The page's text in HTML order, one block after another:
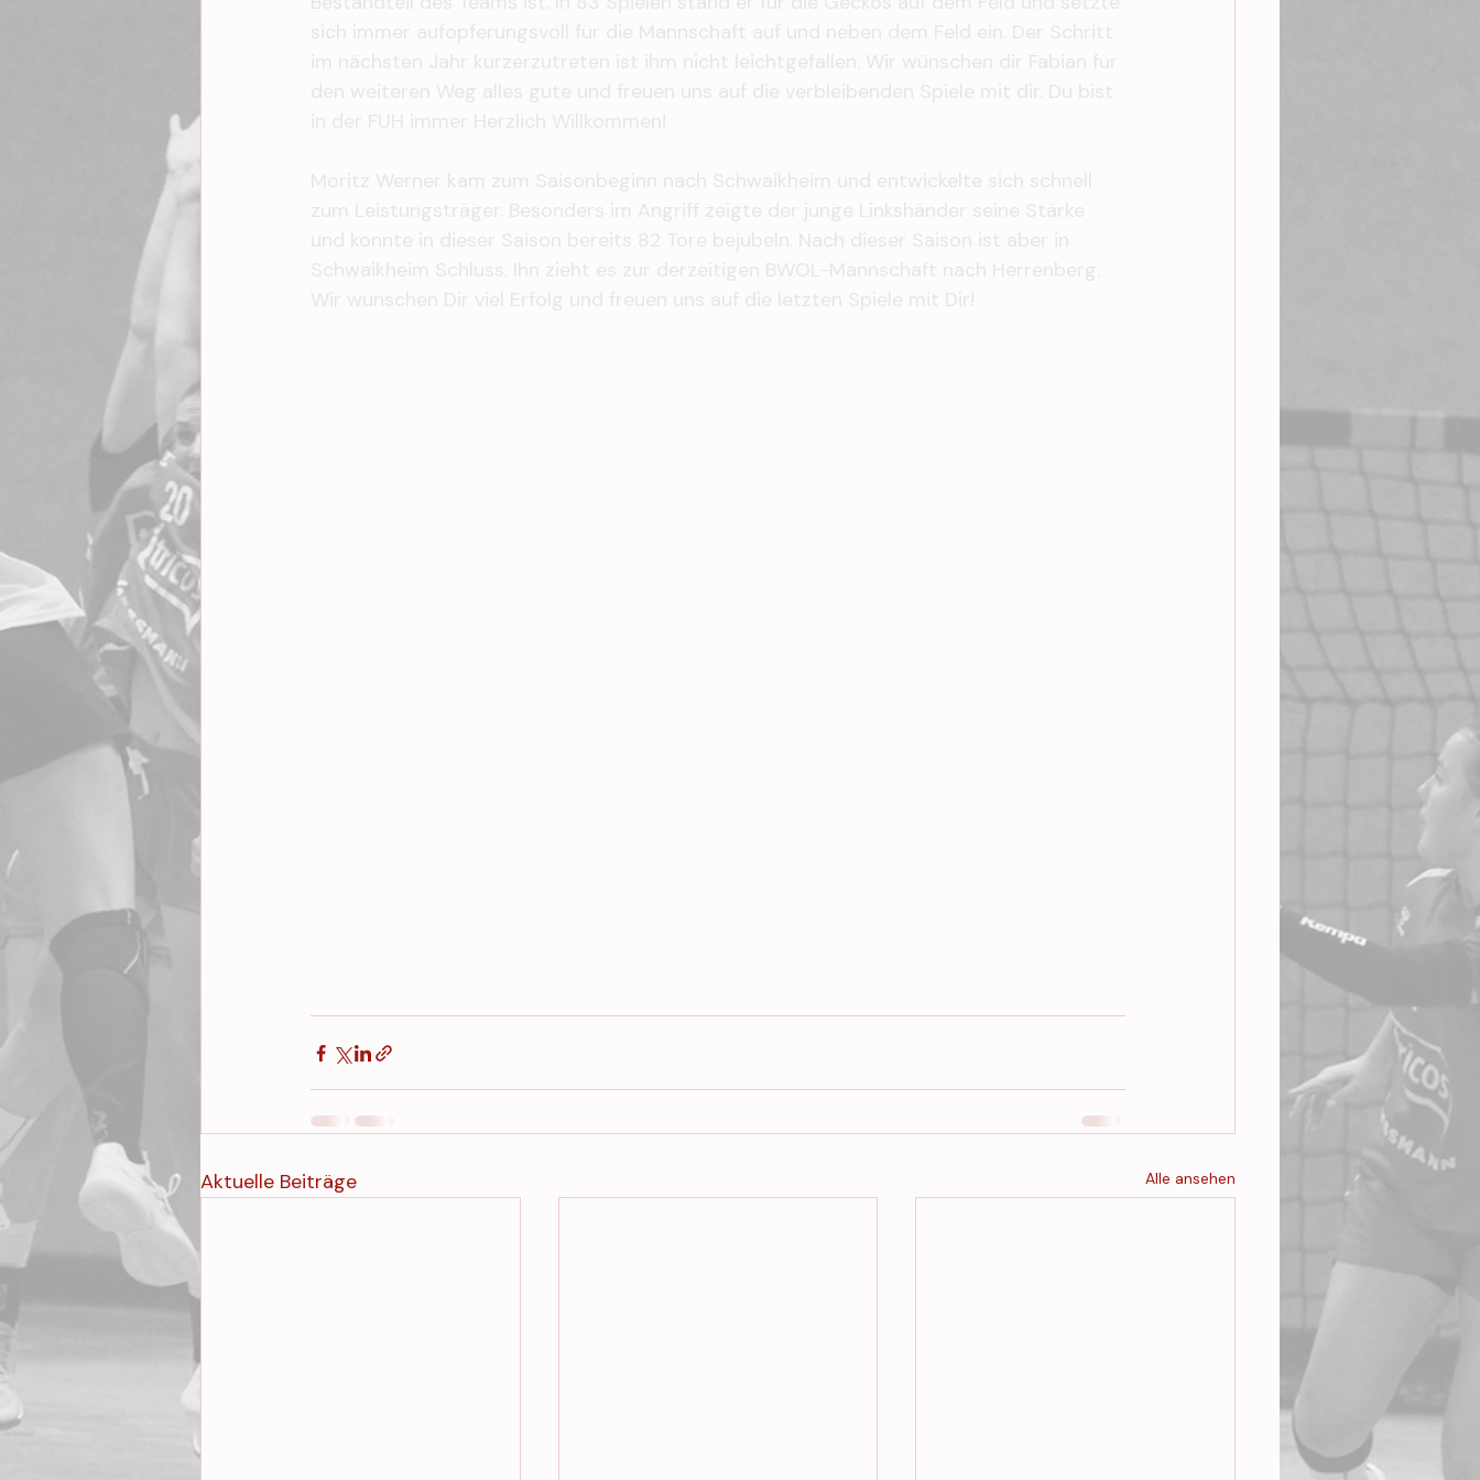
sich immer aufopferungsvoll für die Mannschaft auf und neben dem Feld ein. Der Schritt
im nächsten Jahr kürzerzutreten ist ihm nicht leichtgefallen. Wir wünschen dir Fabian für
den weiteren Weg alles gute und freuen uns auf die verbleibenden Spiele mit dir. Du bist
in der FUH immer Herzlich Willkommen!
Moritz Werner kam zum Saisonbeginn nach Schwaikheim und entwickelte sich schnell
zum Leistungsträger. Besonders im Angriff zeigte der junge Linkshänder seine Stärke
und konnte in dieser Saison bereits 82 Tore bejubeln. Nach dieser Saison ist aber in
Schwaikheim Schluss. Ihn zieht es zur derzeitigen BWOL-Mannschaft nach Herrenberg.
Wir wünschen Dir viel Erfolg und freuen uns auf die letzten Spiele mit Dir!
Aktuelle Beiträge Alle ansehen